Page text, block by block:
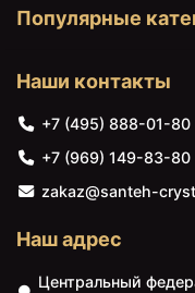
Популярные
Наши контакты
+7 (495) 888-01-80
+7 (969) 149-83-80
zakaz@santeh-
Наш адрес
Центральный